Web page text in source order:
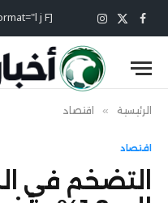
فيسبوك
X
(Twitter)
الانستغرام [current_date format="l j F"]
الرئيسية » اقتصاد
اقتصاد
التضخم في